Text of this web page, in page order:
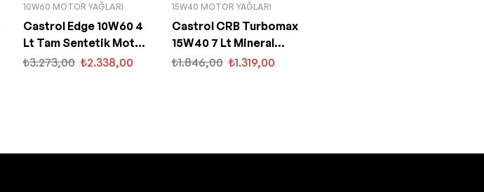
10W60 MOTOR YAĞLARI
Castrol Edge 10W60 4
Lt Tam Sentetik Motor
Yağı
₺3.273,00 ₺2.338,00
15W40 MOTOR YAĞLARI
Castrol CRB Turbomax
15W40 7 Lt Mineral
Motor Yağı
₺1.846,00 ₺1.319,00